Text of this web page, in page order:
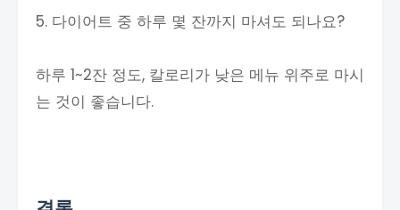
5. 다이어트 중 하루 몇 잔까지 마셔도 되나요?
하루 1~2잔 정도, 칼로리가 낮은 메뉴 위주로 마시
는 것이 좋습니다.